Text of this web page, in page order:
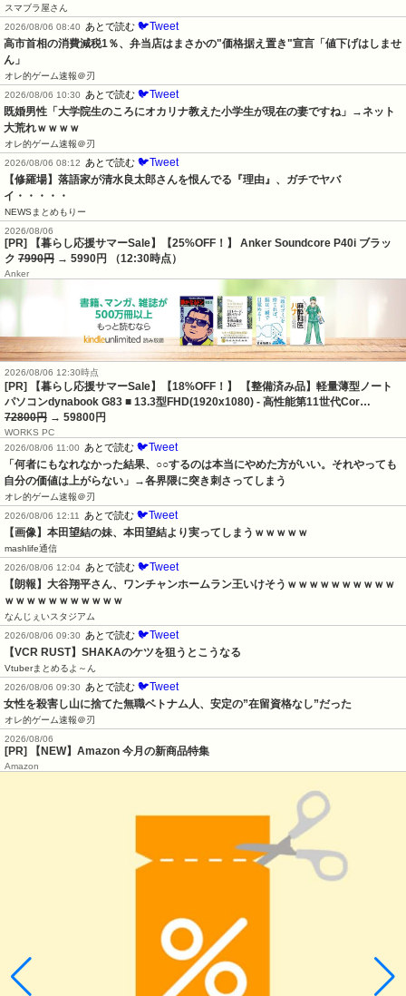
スマブラ屋さん
2026/08/06 08:40
あとで読む 🐦Tweet
高市首相の消費減税1％、弁当店はまさかの"価格据え置き"宣言「値下げはしませ
ん」
オレ的ゲーム速報＠刃
2026/08/06 10:30
あとで読む 🐦Tweet
既婚男性「大学院生のころにオカリナ教えた小学生が現在の妻ですね」→ネット
大荒れｗｗｗｗ
オレ的ゲーム速報＠刃
2026/08/06 08:12
あとで読む 🐦Tweet
【修羅場】落語家が清水良太郎さんを恨んでる『理由』、ガチでヤバ
イ・・・・・
NEWSまとめもりー
2026/08/06
[PR] 【暮らし応援サマーSale】【25%OFF！】 Anker Soundcore P40i ブラッ
ク 7990円 → 5990円 （12:30時点）
Anker
2026/08/06 12:30時点
[PR] 【暮らし応援サマーSale】【18%OFF！】 【整備済み品】軽量薄型ノート
パソコンdynabook G83 ■ 13.3型FHD(1920x1080) - 高性能第11世代Cor…
72800円 → 59800円
WORKS PC
2026/08/06 11:00
あとで読む 🐦Tweet
「何者にもなれなかった結果、○○するのは本当にやめた方がいい。それやっても
自分の価値は上がらない」→各界隈に突き刺さってしまう
オレ的ゲーム速報＠刃
2026/08/06 12:11
あとで読む 🐦Tweet
【画像】本田望結の妹、本田望結より実ってしまうｗｗｗｗｗ
mashlife通信
2026/08/06 12:04 あとで読む 🐦Tweet
【朗報】大谷翔平さん、ワンチャンホームラン王いけそうｗｗｗｗｗｗｗｗｗｗ
ｗｗｗｗｗｗｗｗｗｗｗ
なんじぇいスタジアム
2026/08/06 09:30
あとで読む 🐦Tweet
【VCR RUST】SHAKAのケツを狙うとこうなる
Vtuberまとめるよ～ん
2026/08/06 09:30
あとで読む 🐦Tweet
女性を殺害し山に捨てた無職ベトナム人、安定の”在留資格なし”だった
オレ的ゲーム速報＠刃
2026/08/06
[PR] 【NEW】Amazon 今月の新商品特集
Amazon